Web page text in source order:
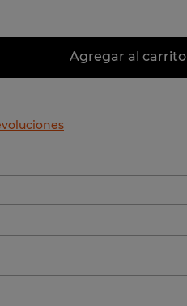
Agregar al carrito